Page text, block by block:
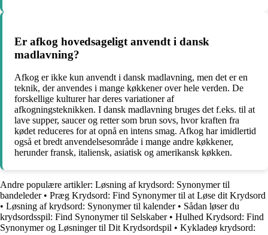
Er afkog hovedsageligt anvendt i dansk
madlavning?
Afkog er ikke kun anvendt i dansk madlavning, men det er en
teknik, der anvendes i mange køkkener over hele verden. De
forskellige kulturer har deres variationer af
afkogningsteknikken. I dansk madlavning bruges det f.eks. til at
lave supper, saucer og retter som brun sovs, hvor kraften fra
kødet reduceres for at opnå en intens smag. Afkog har imidlertid
også et bredt anvendelsesområde i mange andre køkkener,
herunder fransk, italiensk, asiatisk og amerikansk køkken.
Andre populære artikler: Løsning af krydsord: Synonymer til
bandeleder• Præg Krydsord: Find Synonymer til at Løse dit Krydsord
• Løsning af krydsord: Synonymer til kalender• Sådan løser du
krydsordsspil: Find Synonymer til Selskaber• Hulhed Krydsord: Find
Synonymer og Løsninger til Dit Krydsordspil • Kykladeø krydsord: